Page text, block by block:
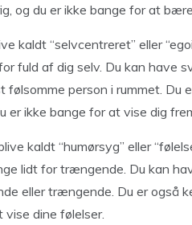
og du er ikke bange for at bære
kaldt “selvcentreret” eller
fuld af dig selv. Du kan have
følsomme person i rummet.
er ikke bange for at vise dig
kaldt “humørsyg” eller
lidt for trængende. Du kan
eller trængende. Du er også
vise dine følelser.